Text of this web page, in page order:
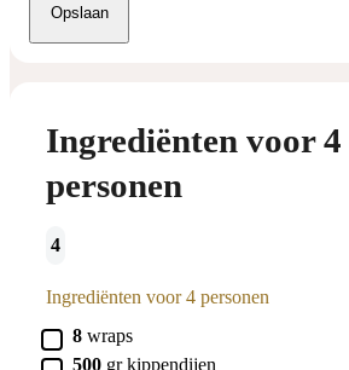
Opslaan
Ingrediënten voor 4
personen
4
Ingrediënten voor 4 personen
▢
8 wraps
▢
500 gr kippendijen